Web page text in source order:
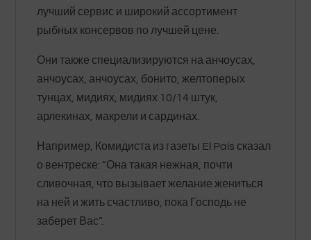
лучший сервис и широкий ассортимент
рыбных консервов по лучшей цене.
Они также специализируются на анчоусах,
анчоусах, анчоусах, бонито, желтоперых
тунцах, мидиях, мидиях 10/14 штук,
арлекинах, макрели и сардинах.
Например, Комидиста из газеты El País сказал
о вентреске: “Она такая нежная, почти
сливочная, что вызывает желание жениться
на ней и жить счастливо, пока Господь не
заберет Вас”.